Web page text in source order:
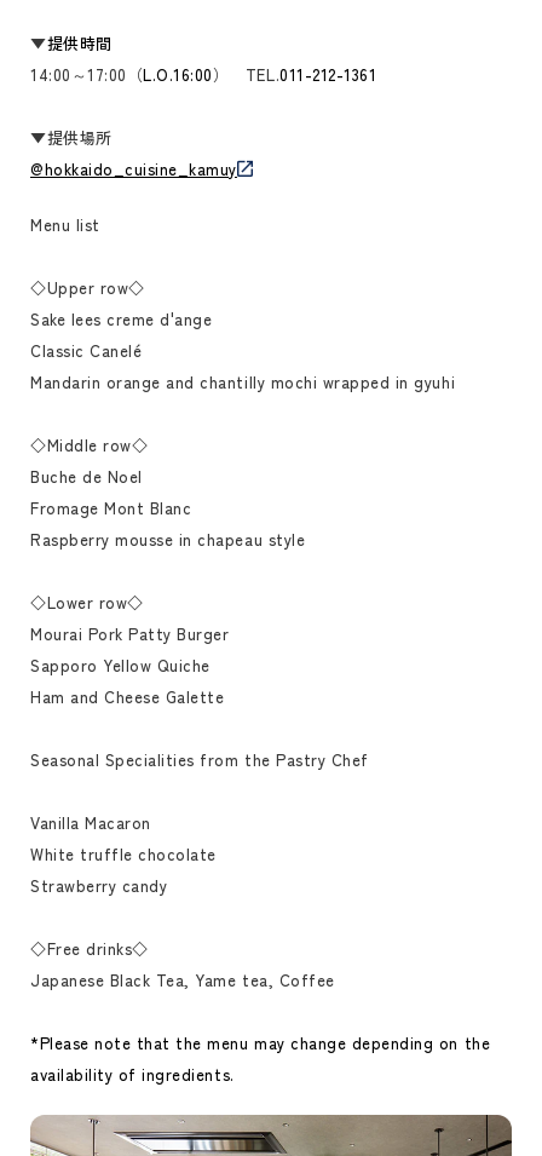
▼提供時間
14:00～17:00（L.O.16:00） TEL.011-212-1361
▼提供場所
@hokkaido_cuisine_kamuy
Menu list
◇Upper row◇
Sake lees creme d'ange
Classic Canelé
Mandarin orange and chantilly mochi wrapped in gyuhi
◇Middle row◇
Buche de Noel
Fromage Mont Blanc
Raspberry mousse in chapeau style
◇Lower row◇
Mourai Pork Patty Burger
Sapporo Yellow Quiche
Ham and Cheese Galette
Seasonal Specialities from the Pastry Chef
Vanilla Macaron
White truffle chocolate
Strawberry candy
◇Free drinks◇
Japanese Black Tea, Yame tea, Coffee
*Please note that the menu may change depending on the
availability of ingredients.